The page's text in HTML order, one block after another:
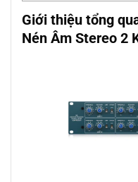
Giới thiệu tổng
Nén Âm Stereo 2